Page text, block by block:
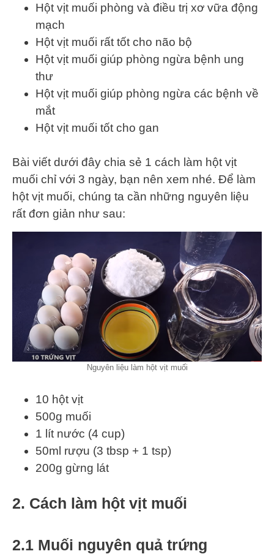
Hột vịt muối phòng và điều trị xơ vữa động
mạch
Hột vịt muối rất tốt cho não bộ
Hột vịt muối giúp phòng ngừa bệnh ung
thư
Hột vịt muối giúp phòng ngừa các bệnh về
mắt
Hột vịt muối tốt cho gan
Bài viết dưới đây chia sẻ 1 cách làm hột vịt
muối chỉ với 3 ngày, bạn nên xem nhé. Để làm
hột vịt muối, chúng ta cần những nguyên liệu
rất đơn giản như sau:
Nguyên liệu làm hột vịt muối
10 hột vịt
500g muối
1 lít nước (4 cup)
50ml rượu (3 tbsp + 1 tsp)
200g gừng lát
2. Cách làm hột vịt muối
2.1 Muối nguyên quả trứng